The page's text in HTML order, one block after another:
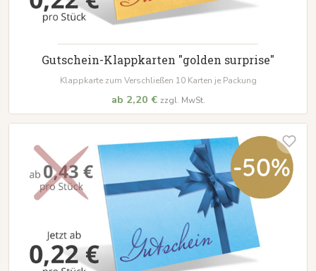
Gutschein-Klappkarten "golden surprise"
Klappkarte zum Verschließen 10 Karten je Packung
ab 2,20 € zzgl. MwSt.